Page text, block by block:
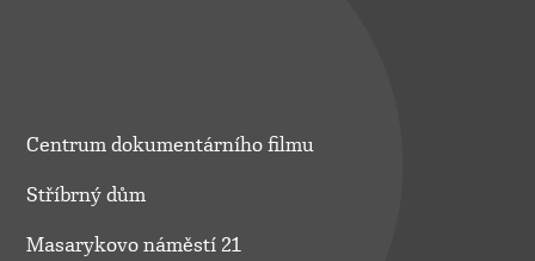
Centrum dokumentárního filmu
Stříbrný dům
Masarykovo náměstí 21